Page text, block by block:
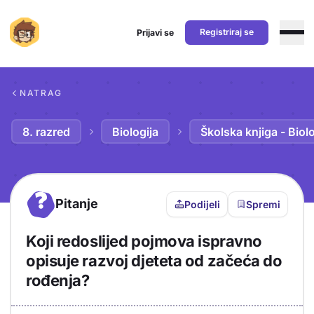
Prijavi se Registriraj se
NATRAG
8. razred Biologija Školska knjiga -
? Pitanje Podijeli Spremi
Koji redoslijed pojmova ispravno
opisuje razvoj djeteta od začeća do
rođenja?